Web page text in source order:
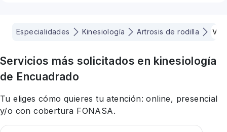
Especialidades Kinesiología Artrosis de rodilla
Servicios más solicitados en kinesiología
de Encuadrado
Tu eliges cómo quieres tu atención: online, presencial
y/o con cobertura FONASA.